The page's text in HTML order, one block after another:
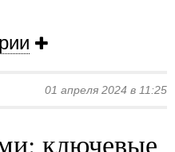
01 апреля 2024 в 11:25
ключевые